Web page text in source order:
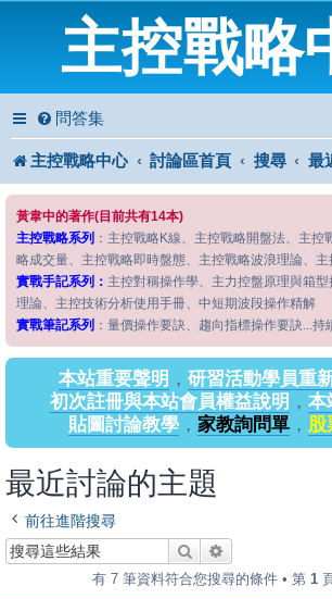
主控戰略
問答集
主控戰略中心 討論區首頁 搜尋 最
黃韋中的著作(目前共有14本)
主控戰略系列 ：主控戰略K線、主控戰略開盤法、主控
略成交量、主控戰略即時盤態、主控戰略波浪理論、
實戰手記系列： 主控對稱操作學、主力控盤原理與箱
理論、主控技術分析使用手冊、中短期波段操作精解
實戰筆記系列 ：量價操作要訣、趨向指標操作要訣...持
本站重要聲明 ， 研習活動學員重
初次註冊與本站會員權益說明 ， 本
貼圖討論教學， 家教詢問單， 股
最近討論的主題
前往進階搜尋
搜尋
有 7 筆資料符合您搜尋的條件 • 第 1